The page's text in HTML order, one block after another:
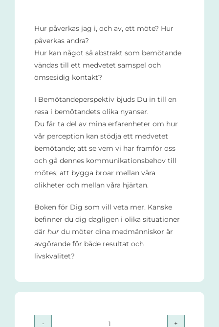
Hur påverkas jag i, och av, ett möte? Hur
påverkas andra?
Hur kan något så abstrakt som bemötande
vändas till ett medvetet samspel och
ömsesidig kontakt?
I Bemötandeperspektiv bjuds Du in till en
resa i bemötandets olika nyanser.
Du får ta del av mina erfarenheter om hur
vår perception kan stödja ett medvetet
bemötande; att se vem vi har framför oss
och gå dennes kommunikationsbehov till
mötes; att bygga broar mellan våra
olikheter och mellan våra hjärtan.
Boken för Dig som vill veta mer. Kanske
befinner du dig dagligen i olika situationer
där hurdu möter dina medmänniskor är
avgörande för både resultat och
livskvalitet?
Bemötandeperspektiv